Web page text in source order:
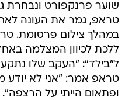
שוער פרנקפורט ונבחרת
טראפ, גמר את העונה
ללכת לכיוון המצלמה
ל"בילד": "העקב שלו
טראפ אמר: "אני לא
ופתאום הייתי על הרצפה".